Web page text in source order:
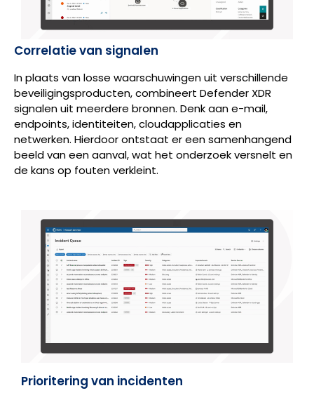
Correlatie van signalen
In plaats van losse waarschuwingen uit verschillende
beveiligingsproducten, combineert Defender XDR
signalen uit meerdere bronnen. Denk aan e-mail,
endpoints, identiteiten, cloudapplicaties en
netwerken. Hierdoor ontstaat er een samenhangend
beeld van een aanval, wat het onderzoek versnelt en
de kans op fouten verkleint.
Prioritering van incidenten